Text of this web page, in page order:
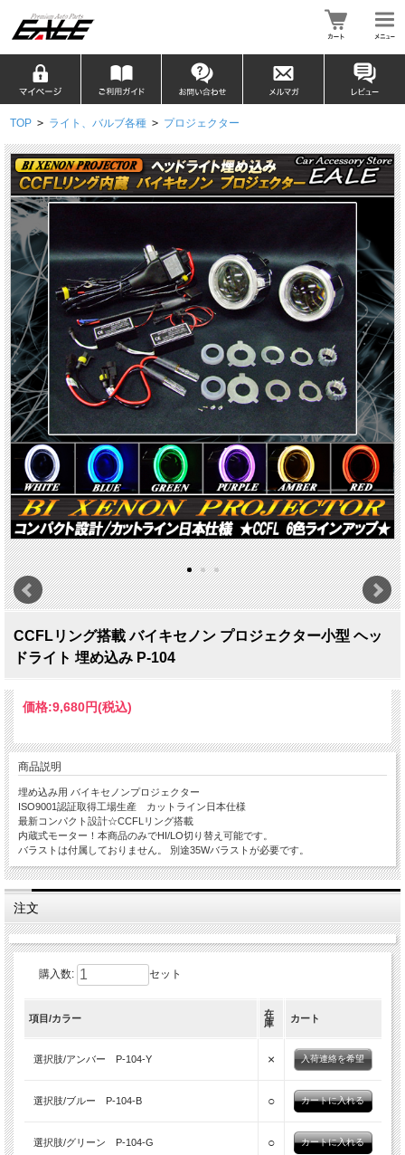
TOP > ライト、バルブ各種 > プロジェクター
CCFLリング搭載 バイキセノン プロジェクター小型 ヘッ
ドライト 埋め込み P-104
価格:9,680円(税込)
商品説明
埋め込み用 バイキセノンプロジェクター
ISO9001認証取得工場生産 カットライン日本仕様
最新コンパクト設計☆CCFLリング搭載
内蔵式モーター！本商品のみでHI/LO切り替え可能です。
バラストは付属しておりません。 別途35Wバラストが必要です。
注文
購入数: セット
項目/カラー
在
庫
カート
選択肢/アンバー P-104-Y × 入荷連絡を希望
選択肢/ブルー P-104-B ○
選択肢/グリーン P-104-G ○